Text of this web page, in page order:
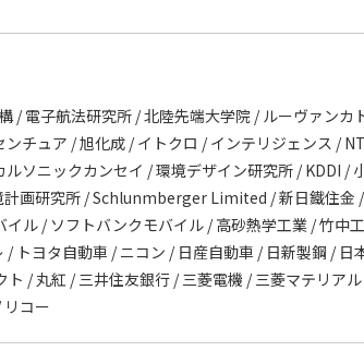
/ 電子航法研究所 / 北陸先端大学院 / ルーヴァンカ
チュア / 旭化成 / イトクロ / インテリジェンス /
ソニックカンセイ / 環境デザイン研究所 / KDDI /
計画研究所 / Schlunmberger Limited / 新日鐵住金
ル / ソフトバンクモバイル / 高砂熱学工業 / 竹中
トヨタ自動車 / ニコン / 日産自動車 / 日新製鋼 / 日
/ 丸紅 / 三井住友銀行 / 三菱電機 / 三菱マテリア
コー